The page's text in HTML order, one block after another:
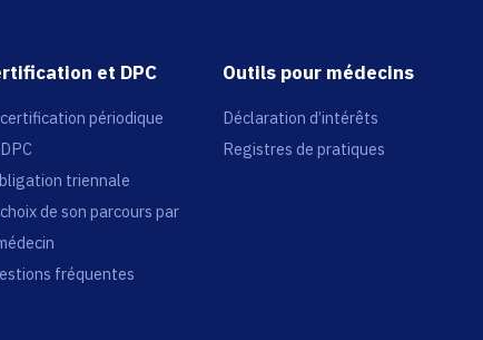
et DPC
périodique
triennale
de son parcours par
fréquentes
Outils pour médecins
Déclaration d’intérêts
Registres de pratiques